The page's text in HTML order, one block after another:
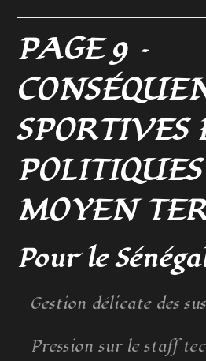
PAGE 9 –
SPORTIVES
MOYEN
Pour le
Gestion délicate des
Pression sur le staff